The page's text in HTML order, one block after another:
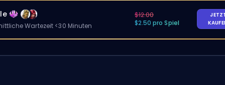
Wartezeit <30 Minuten
$12.00
$2.50 pro Spiel